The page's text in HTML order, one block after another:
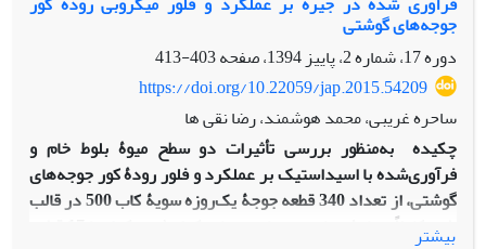
نگرفت، اگرچه در جوجه‌های دریافت کننده 6/1 درصد عصاره
تفاله لیمو ترش نسبت به دیگر گروه‌های آزمایشی
IgYکاهش یافت (05/0 P<). افزودن عصاره در همه سطوح سبب
افزایش پاسخ ایمنی به فیتوهماگلوتینن در مقایسه با گروه شاهد
گردید (05/0
P<). میزان تری‌گلیسرید، لیپوپروتئین‌های با چگالی
کم و خیلی کم در سرم خون جوجه‌های دریافت‌ کننده 8/0 و 6/1
درصد عصاره تفاله لیمو ترش به طور معنی‌داری کمتر از دیگر
تیمارها بود (05/0
P<). بالاترین میزان کلسترول، تری‌گلیسرید،
لیپوپروتئین‌های با چگالی کم و خیلی کم سرم در جوجه‌های
جوجه‌های گوشتی
دوره 17، شماره 2، پاییز 1394، صفحه
403-413
https://doi.org/10.22059/jap.2015.54209
ساحره غریبی، محمد هوشمند، رضا نقی ها
چکیده به‌منظور بررسی تأثیرات دو سطح میوۀ بلوط خام و
فرآوری‌شده با اسیداستیک بر عملکرد و فلور رودۀ کور جوجه‌های
گوشتی، از تعداد 340 قطعه جوجۀ یک‌روزه سویۀ کاب 500 در قالب
بیشتر